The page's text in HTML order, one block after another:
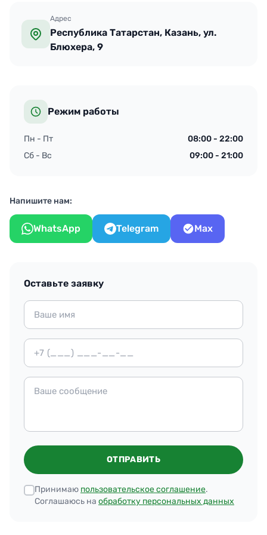
Адрес
Республика Татарстан, Казань, ул.
Блюхера, 9
Режим работы
Пн - Пт
08:00 - 22:00
Сб - Вс
09:00 - 21:00
Напишите нам:
WhatsApp Telegram Max
Оставьте заявку
ОТПРАВИТЬ
Принимаю пользовательское соглашение.
Соглашаюсь на обработку персональных данных